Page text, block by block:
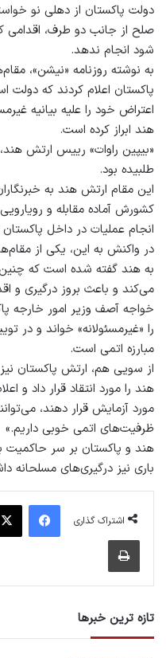
دولت پاکستان از دهلی نو
صلح از جانب دو طرف،
شود انجام ندهد.
به نوشته روزنامه «نیشن»،
پاکستان اعلام کردند که دولت
اعتراض خود را علیه بیانیه
هند ابراز کرده است.
«بیپین راوات» رییس ارتش هند،
طلبیده بود.
این مقام ارتش هند به
کشورش آماده مقابله و
انجام عملیات در داخل
در واکنش به این، یکی از
به هند گفته شده است که
می‌کند و باعث بروز درگیری و
خواجه آصف وزیر امور خارجه
را «غیرمسئولانه» خواند و
مبارزه اتمی است.
از سویی هم، ارتش پاکستان
هند را مورد انتقاد قرار داد و
مورد آزمایش قرار دهند،
ظرفیت‌های اتمی خوبی داریم.»
هند و پاکستان بر سر حاکمیت
باری نیز درگیری‌های مسلحانه
اشتراک گذاری
فیس بوک
تازه ترین خبرها